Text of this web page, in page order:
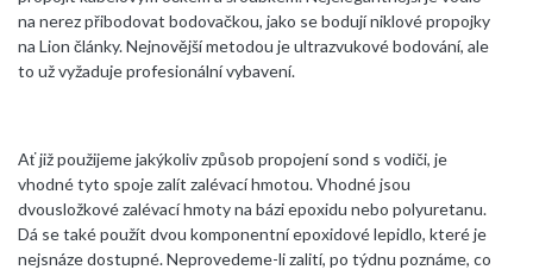
na nerez přibodovat bodovačkou, jako se bodují niklové propojky
na Lion články. Nejnovější metodou je ultrazvukové bodování, ale
to už vyžaduje profesionální vybavení.
Ať již použijeme jakýkoliv způsob propojení sond s vodiči, je
vhodné tyto spoje zalít zalévací hmotou. Vhodné jsou
dvousložkové zalévací hmoty na bázi epoxidu nebo polyuretanu.
Dá se také použít dvou komponentní epoxidové lepidlo, které je
nejsnáze dostupné. Neprovedeme-li zalití, po týdnu poznáme, co